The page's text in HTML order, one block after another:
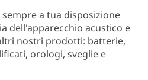
a tua disposizione
dell'apparecchio acustico e
nostri prodotti: batterie,
orologi, sveglie e